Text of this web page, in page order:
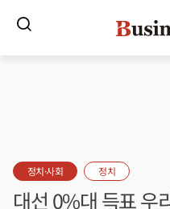
정치·사회 정치
대선 0%대 득표 우